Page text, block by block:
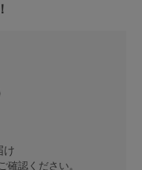
け
確認ください。